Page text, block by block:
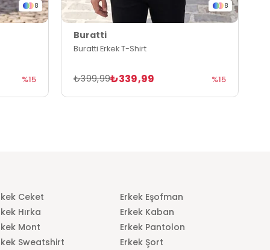
8
%15
8
Buratti
Buratti Erkek T-Shirt
₺339,99
₺399,99 %15
Ceket
Erkek Eşofman
Hırka
Erkek Kaban
Mont
Erkek Pantolon
Sweatshirt
Erkek Şort